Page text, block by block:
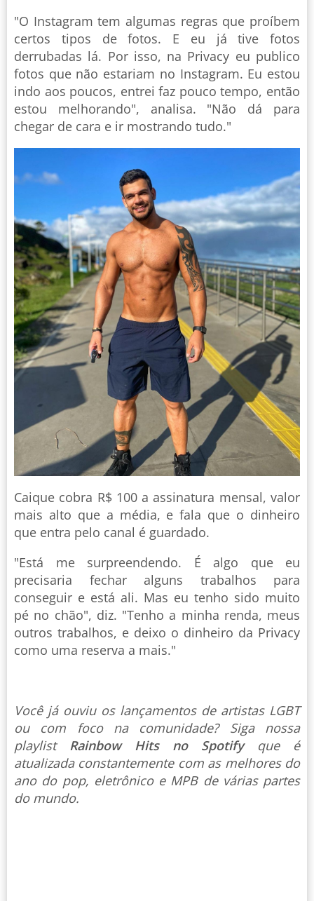
"O Instagram tem algumas regras que proíbem
certos tipos de fotos. E eu já tive fotos
derrubadas lá. Por isso, na Privacy eu publico
fotos que não estariam no Instagram. Eu estou
indo aos poucos, entrei faz pouco tempo, então
estou melhorando", analisa. "Não dá para
chegar de cara e ir mostrando tudo."
Caique cobra R$ 100 a assinatura mensal, valor
mais alto que a média, e fala que o dinheiro
que entra pelo canal é guardado.
"Está me surpreendendo. É algo que eu
precisaria fechar alguns trabalhos para
conseguir e está ali. Mas eu tenho sido muito
pé no chão", diz. "Tenho a minha renda, meus
outros trabalhos, e deixo o dinheiro da Privacy
como uma reserva a mais."
Você já ouviu os lançamentos de artistas LGBT
ou com foco na comunidade? Siga nossa
playlist Rainbow Hits no Spotify que é
atualizada constantemente com as melhores do
ano do pop, eletrônico e MPB de várias partes
do mundo.